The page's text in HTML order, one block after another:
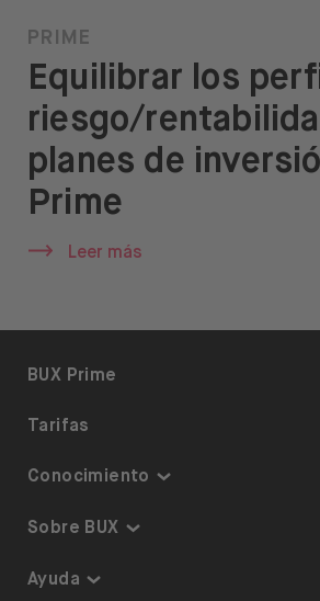
PRIME
Equilibrar los
riesgo/
planes de
Prime
Leer más
BUX Prime
Tarifas
Conocimiento
Inversiones temáticas
Sobre BUX
Garantía y Seguridad
Ayuda